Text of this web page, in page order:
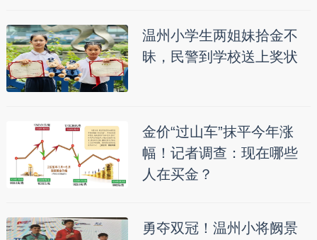
温州小学生两姐妹拾金不
昧，民警到学校送上奖状
金价“过山车”抹平今年涨
幅！记者调查：现在哪些
人在买金？
勇夺双冠！温州小将阙景